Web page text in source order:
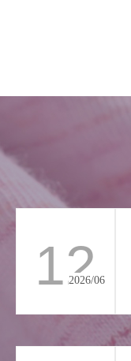
>
12
2026/06